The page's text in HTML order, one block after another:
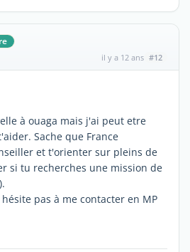
il y a 12 ans #12
à ouaga mais j'ai peut etre
Sache que France
et t'orienter sur pleins de
si tu recherches une mission de
pas à me contacter en MP